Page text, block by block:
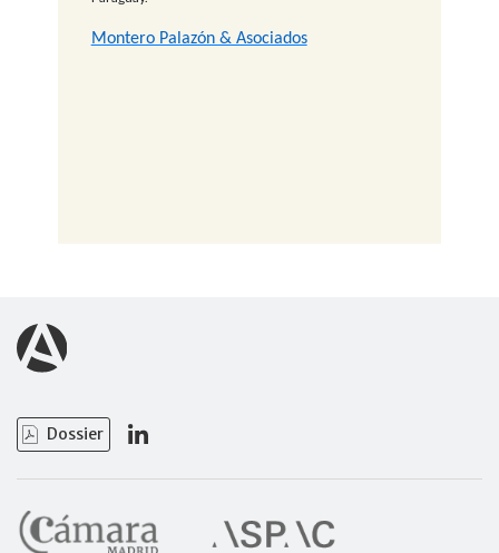
Montero Palazón & Asociados
Dossier